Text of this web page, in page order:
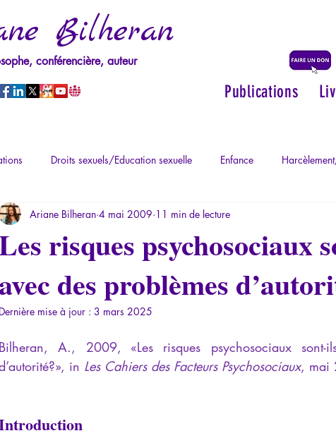
Bilheran
conférencière, auteur
Publications
Droits sexuels/Education sexuelle Enfance
- Savoir des Anciens Philosopher par les mythes grecs
du Pouvoir Psychopathologie du Totalitarisme Retrouver
risques psychosociaux
avec des problèmes
Ariane Bilheran 4 mai 2009 11 min de lecture
Dernière mise à jour : 3 mars 2025
Bilheran, A., 2009, «Les risques psychosociaux
in Les Cahiers des Facteurs Psychosociaux, mai